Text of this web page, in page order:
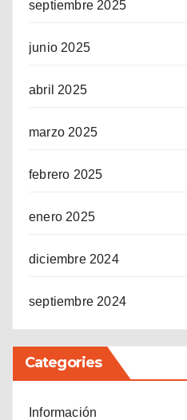
septiembre 2025
junio 2025
abril 2025
marzo 2025
febrero 2025
enero 2025
diciembre 2024
septiembre 2024
Categories
Información